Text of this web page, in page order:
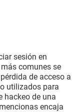
sesión en
comunes se
de acceso a
utilizados para
hackeo de una
encaja